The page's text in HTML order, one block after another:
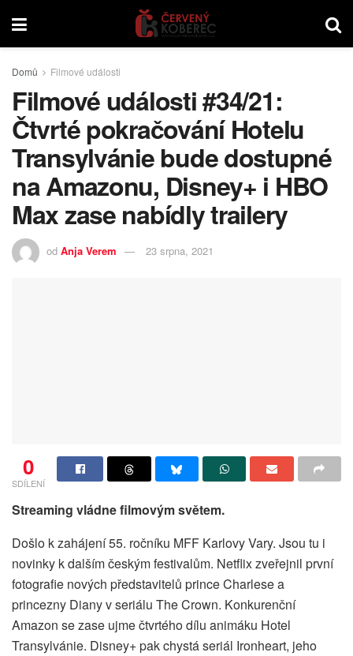
Domů Filmové události
Filmové události #34/21:
Čtvrté pokračování Hotelu
Transylvánie bude dostupné
na Amazonu, Disney+ i HBO
Max zase nabídly trailery
od Anja Verem 23 srpna, 2021
0
SDÍLENÍ
Streaming vládne filmovým světem.
Došlo k zahájení 55. ročníku MFF Karlovy Vary. Jsou tu i
novinky k dalším českým festivalům. Netflix zveřejnil první
fotografie nových představitelů prince Charlese a
princezny Diany v seriálu The Crown. Konkurenční
Amazon se zase ujme čtvrtého dílu animáku Hotel
Transylvánie. Disney+ pak chystá seriál Ironheart, jeho